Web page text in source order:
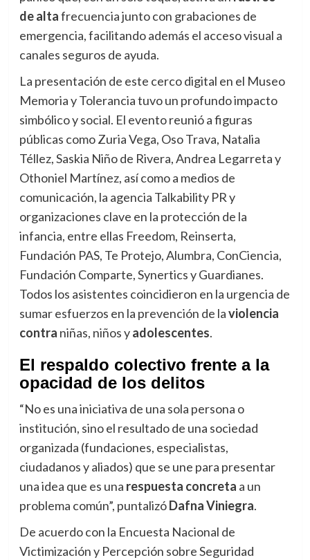
de altafrecuencia junto con grabaciones de
emergencia, facilitando además el acceso visual a
canales seguros de ayuda.
La presentación de este cerco digital en el Museo
Memoria y Tolerancia tuvo un profundo impacto
simbólico y social. El evento reunió a figuras
públicas como Zuria Vega, Oso Trava, Natalia
Téllez, Saskia Niño de Rivera, Andrea Legarreta y
Othoniel Martínez, así como a medios de
comunicación, la agencia Talkability PR y
organizaciones clave en la protección de la
infancia, entre ellas Freedom, Reinserta,
Fundación PAS, Te Protejo, Alumbra, ConCiencia,
Fundación Comparte, Synertics y Guardianes.
Todos los asistentes coincidieron en la urgencia de
sumar esfuerzos en la prevención de laviolencia
contra niñas, niños yadolescentes.
El respaldo colectivo frente a la
opacidad de los delitos
“No es una iniciativa de una sola persona o
institución, sino el resultado de una sociedad
organizada (fundaciones, especialistas,
ciudadanos y aliados) que se une para presentar
una idea que es una respuesta concreta a un
problema común”, puntalizóDafna Viniegra.
De acuerdo con la Encuesta Nacional de
Victimización y Percepción sobre Seguridad